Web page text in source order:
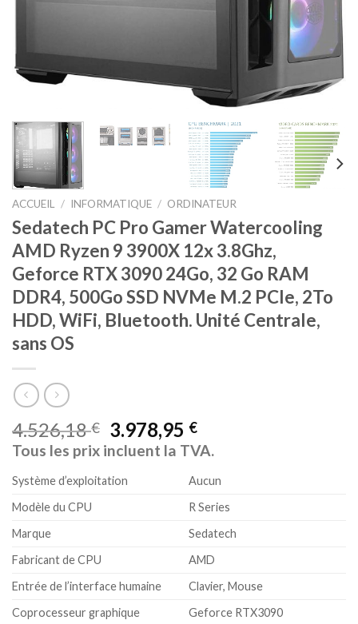
ACCUEIL / INFORMATIQUE / ORDINATEUR
Sedatech PC Pro Gamer Watercooling
AMD Ryzen 9 3900X 12x 3.8Ghz,
Geforce RTX 3090 24Go, 32 Go RAM
DDR4, 500Go SSD NVMe M.2 PCIe, 2To
HDD, WiFi, Bluetooth. Unité Centrale,
sans OS
4.526,18€ 3.978,95 €
Tous les prix incluent la TVA.
Système d’exploitation
Aucun
Modèle du CPU
R Series
Marque
Sedatech
Fabricant de CPU
AMD
Entrée de l’interface humaine
Clavier, Mouse
Coprocesseur graphique
Geforce RTX3090